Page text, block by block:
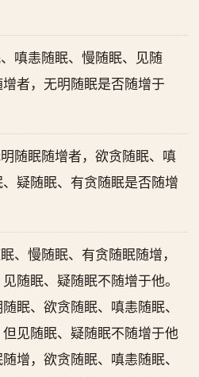
、嗔恚随眠、慢随眠、见随
者，无明随眠是否随增于
明随眠随增者，欲贪随眠、嗔
疑随眠、有贪随眠是否随增
、慢随眠、有贪随眠随增，
随眠、疑随眠不随增于他。
眠、欲贪随眠、嗔恚随眠、
见随眠、疑随眠不随增于他
增，欲贪随眠、嗔恚随眠、